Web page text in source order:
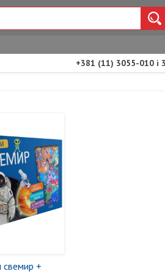
+381 (11) 3055-010 i
+